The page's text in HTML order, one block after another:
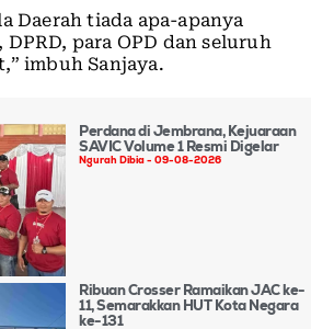
Daerah tiada apa-apanya
para OPD dan seluruh
imbuh Sanjaya.
Perdana di Jembrana, Kejuaraan
SAVIC Volume 1 Resmi Digelar
Ngurah Dibia 09-08-2026
Ribuan Crosser Ramaikan JAC ke-
11, Semarakkan HUT Kota Negara
ke-131